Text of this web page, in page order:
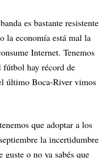
es bastante resistente
la economía está mal la
Internet. Tenemos
fútbol hay récord de
último Boca-River vimos
que adoptar a los
la incertidumbre
o no ya sabés que